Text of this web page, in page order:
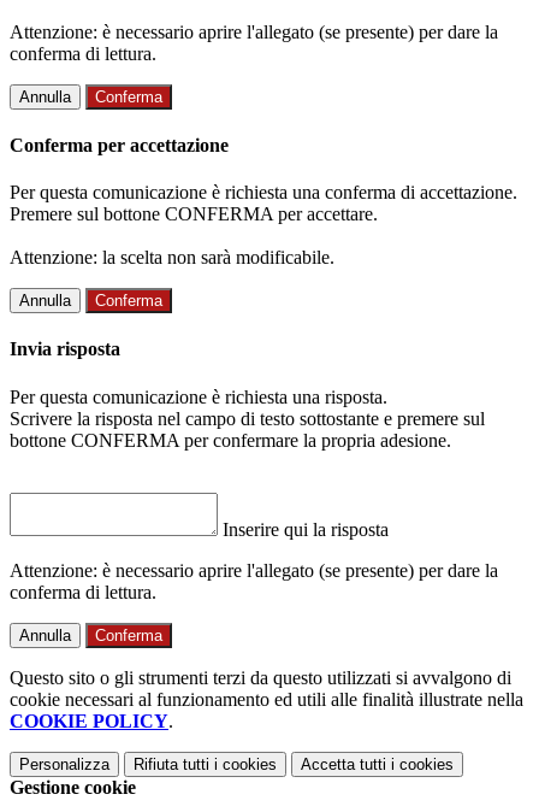
Attenzione: è necessario aprire l'allegato (se presente) per dare la
conferma di lettura.
Annulla Conferma
Conferma per accettazione
Per questa comunicazione è richiesta una conferma di accettazione.
Premere sul bottone CONFERMA per accettare.
Attenzione: la scelta non sarà modificabile.
Annulla Conferma
Invia risposta
Per questa comunicazione è richiesta una risposta.
Scrivere la risposta nel campo di testo sottostante e premere sul
bottone CONFERMA per confermare la propria adesione.
Inserire qui la risposta
Attenzione: è necessario aprire l'allegato (se presente) per dare la
conferma di lettura.
Annulla Conferma
Questo sito o gli strumenti terzi da questo utilizzati si avvalgono di
cookie necessari al funzionamento ed utili alle finalità illustrate nella
COOKIE POLICY.
Personalizza Rifiuta tutti i cookies Accetta tutti i cookies
Gestione cookie